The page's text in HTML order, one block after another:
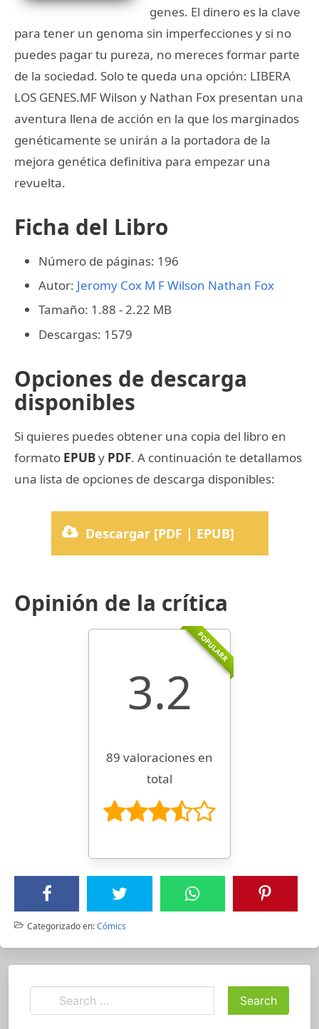
genes. El dinero es la clave
para tener un genoma sin imperfecciones y si no
puedes pagar tu pureza, no mereces formar parte
de la sociedad. Solo te queda una opción: LIBERA
LOS GENES.MF Wilson y Nathan Fox presentan una
aventura llena de acción en la que los marginados
genéticamente se unirán a la portadora de la
mejora genética definitiva para empezar una
revuelta.
Ficha del Libro
Número de páginas: 196
Autor: Jeromy Cox M F Wilson Nathan Fox
Tamaño: 1.88 - 2.22 MB
Descargas: 1579
Opciones de descarga
disponibles
Si quieres puedes obtener una copia del libro en
formato EPUBy PDF. A continuación te detallamos
una lista de opciones de descarga disponibles:
Descargar [PDF | EPUB]
Opinión de la crítica
POPULARR
3.2
89 valoraciones en
total
Categorizado en:Cómics